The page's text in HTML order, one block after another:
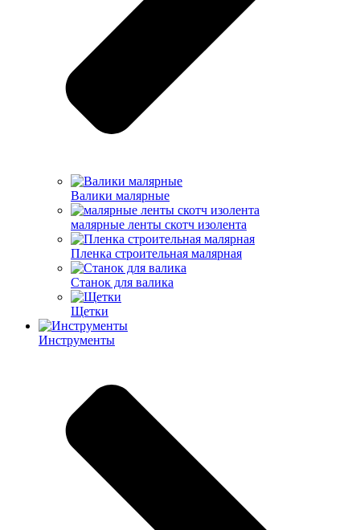
Валики малярные
малярные ленты скотч изолента
Пленка строительная малярная
Станок для валика
Щетки
Инструменты